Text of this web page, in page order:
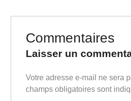
Commentaires
Laisser un
Votre adresse e-mail ne sera
champs obligatoires sont